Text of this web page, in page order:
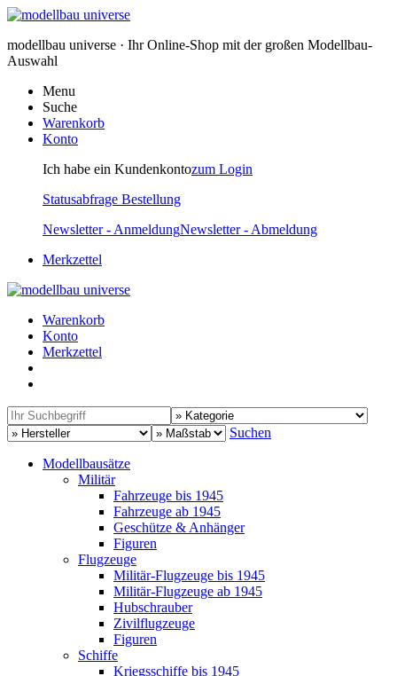
modellbau universe · Ihr Online-Shop mit der großen Modellbau-
Auswahl
Menu
Suche
Warenkorb
Konto
Ich habe ein Kundenkontozum Login
Statusabfrage Bestellung
Newsletter - AnmeldungNewsletter - Abmeldung
Merkzettel
Warenkorb
Konto
Merkzettel
Suchen
Modellbausätze
Militär
Fahrzeuge bis 1945
Fahrzeuge ab 1945
Geschütze & Anhänger
Figuren
Flugzeuge
Militär-Flugzeuge bis 1945
Militär-Flugzeuge ab 1945
Hubschrauber
Zivilflugzeuge
Figuren
Schiffe
Kriegsschiffe bis 1945